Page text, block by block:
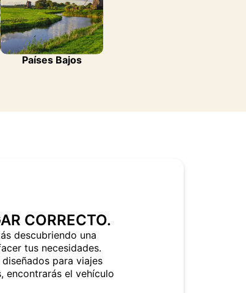
Países Bajos
CORRECTO.
descubriendo una
tus necesidades.
para viajes
encontrarás el vehículo